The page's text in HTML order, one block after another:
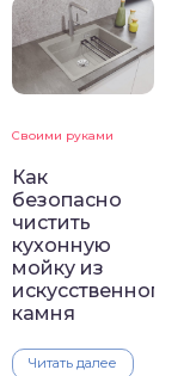
Своими руками
Как
безопасно
чистить
кухонную
мойку из
искусственного
камня
Читать далее